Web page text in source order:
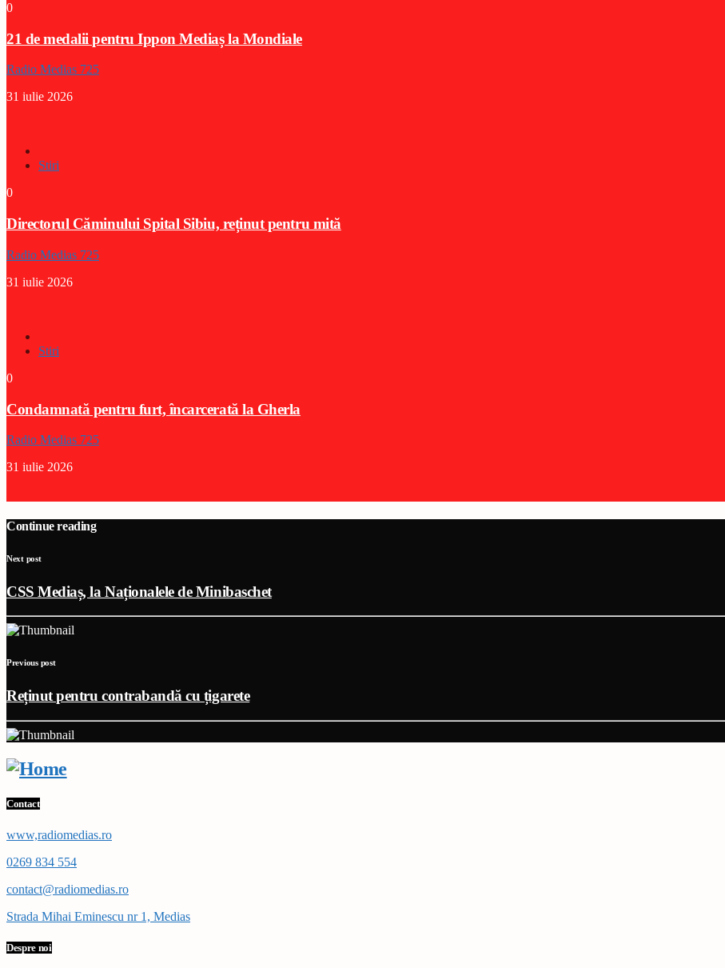
0
21 de medalii pentru Ippon Mediaș la Mondiale
Radio Medias 725
31 iulie 2026
Stiri
0
Directorul Căminului Spital Sibiu, reținut pentru mită
Radio Medias 725
31 iulie 2026
Stiri
0
Condamnată pentru furt, încarcerată la Gherla
Radio Medias 725
31 iulie 2026
Continue reading
Next post
CSS Mediaș, la Naționalele de Minibaschet
Previous post
Reținut pentru contrabandă cu țigarete
Contact
www,radiomedias.ro
0269 834 554
contact@radiomedias.ro
Strada Mihai Eminescu nr 1, Medias
Despre noi